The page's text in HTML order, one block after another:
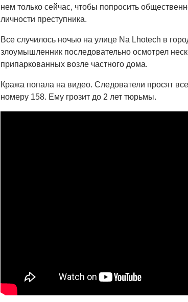
нем только сейчас, чтобы попросить
личности преступника.
Все случилось ночью на улице Na Lhotech в
злоумышленник последовательно осмотрел
припаркованных возле частного дома.
Кража попала на видео. Следователи просят
номеру 158. Ему грозит до 2 лет тюрьмы.